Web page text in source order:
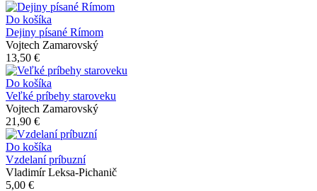
Do košíka
Dejiny písané Rímom
Vojtech Zamarovský
13,50 €
Do košíka
Veľké príbehy staroveku
Vojtech Zamarovský
21,90 €
Do košíka
Vzdelaní príbuzní
Vladimír Leksa-Pichanič
5,00 €